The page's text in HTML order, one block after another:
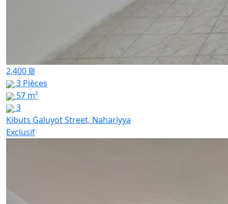
2,400 ₪
3 Pièces
57 m²
3
Kibuts Galuyot Street, Nahariyya
Exclusif